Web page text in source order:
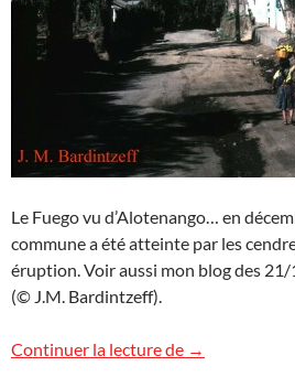
Le Fuego vu d’Alotenango… en
commune a été atteinte par les
éruption. Voir aussi mon blog des
(© J.M. Bardintzeff).
Continuer la lecture de L’éruption
→